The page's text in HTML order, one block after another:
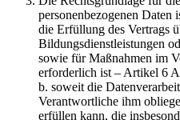
personenbezogenen Daten
die Erfüllung des Vertrags
Bildungsdienstleistungen
sowie für Maßnahmen im
erforderlich ist – Artikel 6
b. soweit die
Verantwortliche ihm
erfüllen kann, die